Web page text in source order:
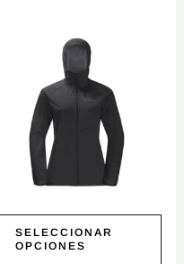
SELECCIONAR
OPCIONES
múltiples
variantes.
opciones
elegir